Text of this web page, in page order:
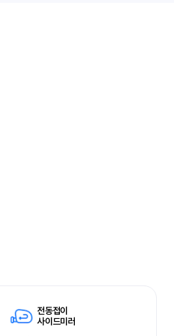
전동접이
사이드미러